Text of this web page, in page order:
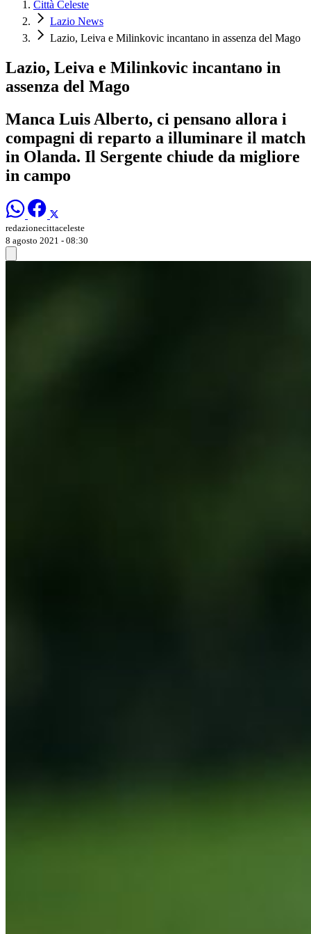
Città Celeste
Lazio News
Lazio, Leiva e Milinkovic incantano in assenza del Mago
Lazio, Leiva e Milinkovic incantano in
assenza del Mago
Manca Luis Alberto, ci pensano allora i
compagni di reparto a illuminare il match
in Olanda. Il Sergente chiude da migliore
in campo
redazionecittaceleste
8 agosto 2021 - 08:30